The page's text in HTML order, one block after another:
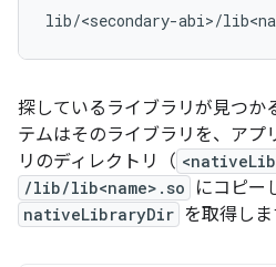
探しているライブラリが見つか
テムはそのライブラリを、アプ
リのディレクトリ（
/lib/lib<name>.so にコピー
nativeLibraryDir を取得しま